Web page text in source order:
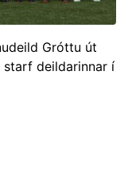
Gróttu út
deildarinnar í